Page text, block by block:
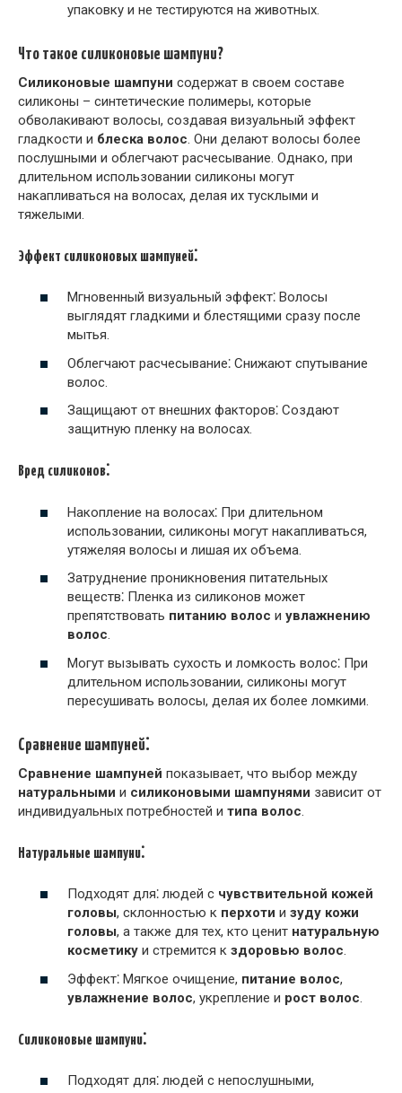
упаковку и не тестируются на животных.
Что такое силиконовые шампуни?
Силиконовые шампуни содержат в своем составе
силиконы – синтетические полимеры, которые
обволакивают волосы, создавая визуальный эффект
гладкости и блеска волос . Они делают волосы более
послушными и облегчают расчесывание. Однако, при
длительном использовании силиконы могут
накапливаться на волосах, делая их тусклыми и
тяжелыми.
Эффект силиконовых шампуней⁚
Мгновенный визуальный эффект⁚ Волосы
выглядят гладкими и блестящими сразу после
мытья.
Облегчают расчесывание⁚ Снижают спутывание
волос.
Защищают от внешних факторов⁚ Создают
защитную пленку на волосах.
Вред силиконов⁚
Накопление на волосах⁚ При длительном
использовании, силиконы могут накапливаться,
утяжеляя волосы и лишая их объема.
Затруднение проникновения питательных
веществ⁚ Пленка из силиконов может
препятствовать питанию волос и увлажнению
волос.
Могут вызывать сухость и ломкость волос⁚ При
длительном использовании, силиконы могут
пересушивать волосы, делая их более ломкими.
Сравнение шампуней⁚
Сравнение шампуней показывает, что выбор между
натуральными и силиконовыми шампунями зависит от
индивидуальных потребностей и типа волос
Натуральные шампуни⁚
Подходят для⁚ людей с чувствительной кожей
головы, склонностью к перхоти и зуду кожи
головы, а также для тех, кто ценит натуральную
косметику и стремится к здоровью волос.
Эффект⁚ Мягкое очищение, питание волос,
увлажнение волос, укрепление и рост волос
Силиконовые шампуни⁚
Подходят для⁚ людей с непослушными,